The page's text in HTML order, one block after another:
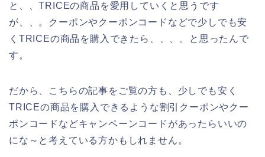
と、、TRICEの商品を愛用していくと思うです
が、、。クーポンやクーポンコードなどで少しでも安
くTRICEの商品を購入できたら、、、。と思ったんで
す。
だから、こちらの記事をご覧の方も、少しでも安く
TRICEの商品を購入できるような割引クーポンやクー
ポンコードなどキャンペーンコードがあったらいいの
にな～と考えている方かもしれません。